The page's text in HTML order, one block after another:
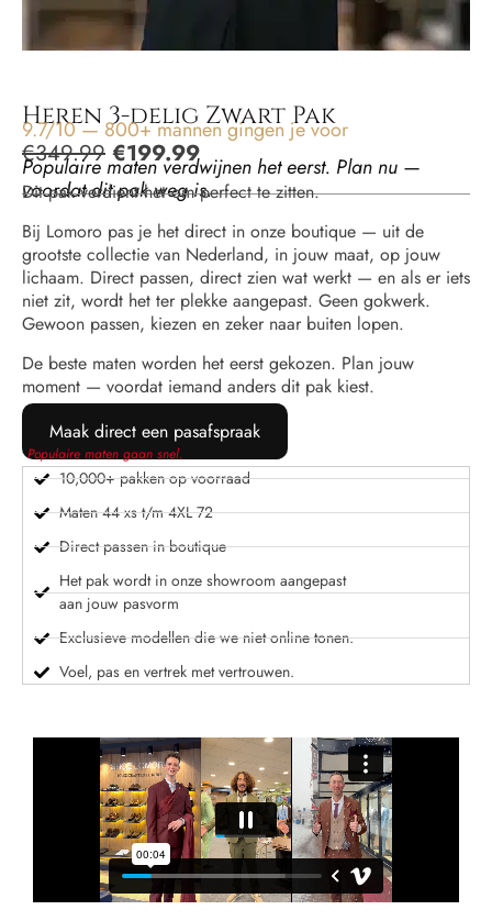
Heren 3-delig Zwart Pak
9.7/10 — 800+ mannen gingen je voor
€349.99 €199.99
Populaire maten verdwijnen het eerst. Plan nu —
voordat dit pak weg is.
Dit pak verdient het om perfect te zitten.
Bij Lomoro pas je het direct in onze boutique — uit de
grootste collectie van Nederland, in jouw maat, op jouw
lichaam. Direct passen, direct zien wat werkt — en als er iets
niet zit, wordt het ter plekke aangepast. Geen gokwerk.
Gewoon passen, kiezen en zeker naar buiten lopen.
De beste maten worden het eerst gekozen. Plan jouw
moment — voordat iemand anders dit pak kiest.
Maak direct een pasafspraak
Populaire maten gaan snel.
10,000+ pakken op voorraad
Maten 44 xs t/m 4XL 72
Direct passen in boutique
Het pak wordt in onze showroom aangepast
aan jouw pasvorm
Exclusieve modellen die we niet online tonen.
Voel, pas en vertrek met vertrouwen.